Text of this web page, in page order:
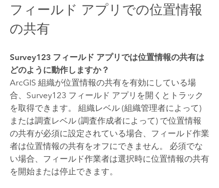
フィールド アプリでの位置情報
の共有
Survey123 フィールド アプリでは位置情報の共有は
どのように動作しますか？
ArcGIS 組織が位置情報の共有を有効にしている場
合、 Survey123 フィールド アプリを開くとトラック
を取得できます。 組織レベル (組織管理者によって)
または調査レベル (調査作成者によって) で位置情報
の共有が必須に設定されている場合、フィールド作業
者は位置情報の共有をオフにできません。 必須でな
い場合、フィールド作業者は選択時に位置情報の共有
を開始または停止できます。